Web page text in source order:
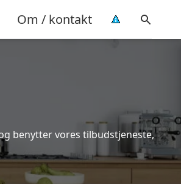
Om / kontakt
benytter vores tilbudstjeneste,